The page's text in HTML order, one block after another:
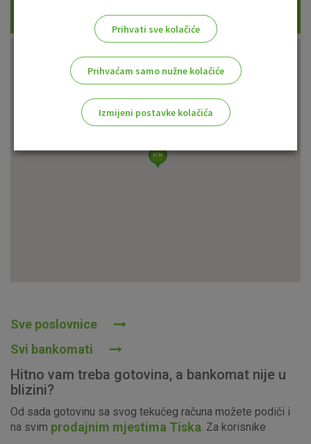
Sve poslovnice
Svi bankomati
Hitno vam treba gotovina, a bankomat nije u
blizini?
Od sada gotovinu sa svog tekućeg računa možete podići i
na svim prodajnim mjestima Tiska . Za korisnike
Prihvati sve kolačiće
Prihvaćam samo nužne kolačiće
Izmijeni postavke kolačića
Ovi kolačići nužni su za funkcioniranje internetske stranice i
postavljaju kao odgovor na vaše radnje koje uključuju zahtjev
za uslugama, kao što su postavke kolačića. Svoj preglednik